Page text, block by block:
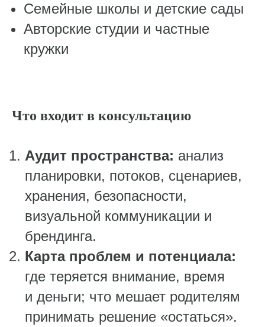
Семейные школы и детские сады
Авторские студии и частные
кружки
Что входит в консультацию
Аудит пространства: анализ
планировки, потоков, сценариев,
хранения, безопасности,
визуальной коммуникации и
брендинга.
Карта проблем и потенциала:
где теряется внимание, время
и деньги; что мешает родителям
принимать решение «остаться».